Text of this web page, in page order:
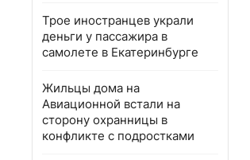
Трое иностранцев украли
деньги у пассажира в
самолете в Екатеринбурге
Жильцы дома на
Авиационной встали на
сторону охранницы в
конфликте с подростками